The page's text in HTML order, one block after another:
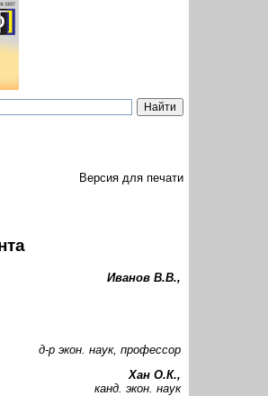
Версия для печати
Иванов В.В.,
д-р экон. наук, профессор
Хан О.К.,
канд. экон. наук